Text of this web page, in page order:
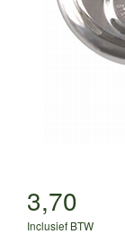
3,70
Inclusief BTW